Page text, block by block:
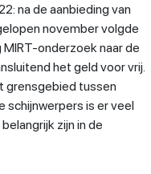
na de aanbieding van
november volgde
onderzoek naar de
het geld voor vrij.
grensgebied tussen
schijnwerpers is er veel
zijn in de